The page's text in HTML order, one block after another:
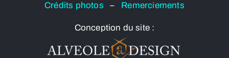
Crédits photos– Remerciements
Conception du site :